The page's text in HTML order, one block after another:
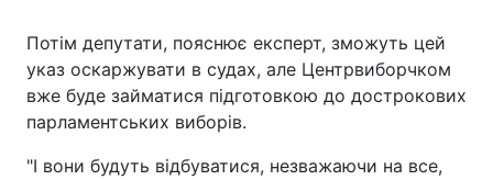
Потім депутати, пояснює експерт, зможуть цей
указ оскаржувати в судах, але Центрвиборчком
вже буде займатися підготовкою до дострокових
парламентських виборів.
"І вони будуть відбуватися, незважаючи на все,